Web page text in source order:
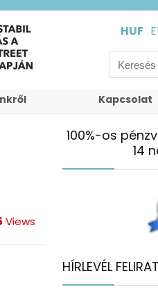
HUF
Kapcsolat
Views
100%-os
14
HÍRLEVÉL